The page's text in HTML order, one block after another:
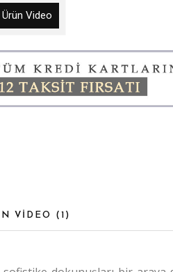
Ürün Video
VİDEO ( 1 )